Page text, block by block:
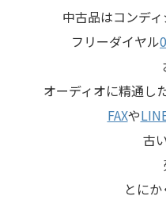
合わせたヴィン
システムです。
を楽
態、
ッド
力端
中古品はコンデ
フリーダイヤル
オーディオに精通し
FAXや
古
とに